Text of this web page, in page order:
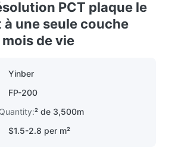
PCT plaque le
une seule couche
de vie
Yinber
FP-200
² de 3,500m
$1.5-2.8 per m²